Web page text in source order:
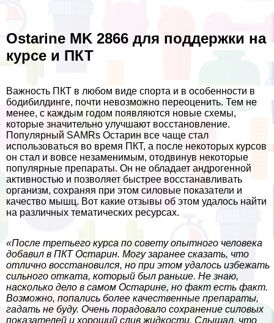
Ostarine MK 2866 для поддержки на
курсе и ПКТ
Важность ПКТ в любом виде спорта и в особенности в
бодибилдинге, почти невозможно переоценить. Тем не
менее, с каждым годом появляются новые схемы,
которые значительно улучшают восстановление.
Популярный SAMRs Остарин все чаще стал
использоваться во время ПКТ, а после некоторых курсов
он стал и вовсе незаменимым, отодвинув некоторые
популярные препараты. Он не обладает андрогенной
активностью и позволяет быстрее восстанавливать
организм, сохраняя при этом силовые показатели и
качество мышц. Вот какие отзывы об этом удалось найти
на различных тематических ресурсах.
«После третьего курса по совету опытного человека
добавил в ПКТ Остарин. Могу заранее сказать, что
отлично восстановился, но при этом удалось избежать
сильного отката, который был раньше. Не знаю,
насколько дело в самом Остарине, но факт есть факт.
Возможно, попались более качественные препараты,
гадать не буду. Очень порадовало сохранение силовых
показателей и хороший слив жидкости. Слышал, что